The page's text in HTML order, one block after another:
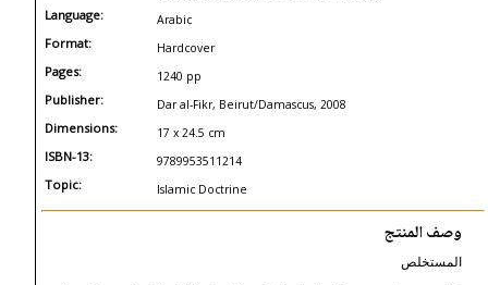
Language: Arabic
Format: Hardcover
Pages: 1240 pp
Publisher: Dar al-Fikr, Beirut/Damascus, 2008
Dimensions: 17 x 24.5 cm
ISBN-13: 9789953511214
Topic: Islamic Doctrine
وصف المنتج
المستخلص